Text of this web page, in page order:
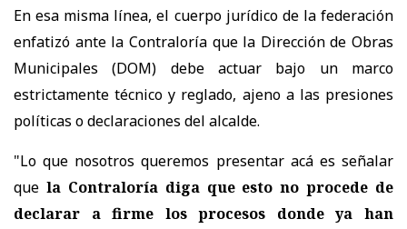
En esa misma línea, el cuerpo jurídico de la federación
enfatizó ante la Contraloría que la Dirección de Obras
Municipales (DOM) debe actuar bajo un marco
estrictamente técnico y reglado, ajeno a las presiones
políticas o declaraciones del alcalde.
"Lo que nosotros queremos presentar acá es señalar
que la Contraloría diga que esto no procede de
declarar a firme los procesos donde ya han